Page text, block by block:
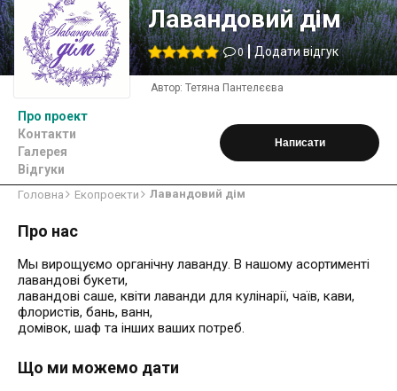
Лавандовий дім
0 Додати відгук
Автор: Тетяна Пантелєєва
Про проект
Контакти
Галерея
Відгуки
Написати
Головна Екопроекти Лавандовий дім
Про нас
Мы вирощуємо органічну лаванду. В нашому асортименті
лавандові букети,
лавандові саше, квіти лаванди для кулінарії, чаїв, кави,
флористів, бань, ванн,
домівок, шаф та інших ваших потреб.
Що ми можемо дати